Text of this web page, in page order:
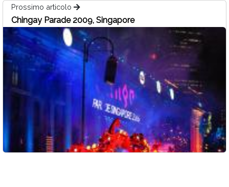
Prossimo articolo
Chingay Parade 2009, Singapore